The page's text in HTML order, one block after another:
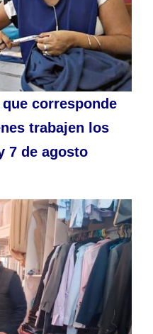
corresponde
trabajen los
7 de agosto